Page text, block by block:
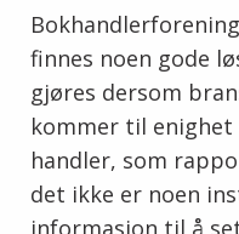
finnes noen gode
gjøres dersom
kommer til enighet
handler, som
det ikke er noen
informasjon til å